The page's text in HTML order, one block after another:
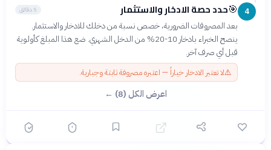
4
🎯حدد حصة الادخار والاستثمار 5 دقائق
بعد المصروفات الضرورية، خصص نسبة من دخلك للادخار والاستثمار.
ينصح الخبراء بادخار 10-20% من الدخل الشهري. ضع هذا المبلغ كأولوية
قبل أي صرف آخر.
⚠️لا تعتبر الادخار خياراً — اعتبره مصروفة ثابتة وجبارية.
اعرض الكل (8) ←